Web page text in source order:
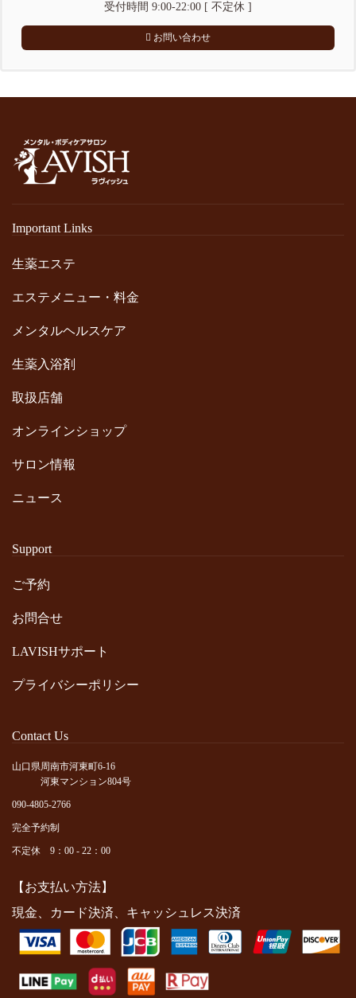
受付時間 9:00-22:00 [ 不定休 ]
お問い合わせ
Important Links
生薬エステ
エステメニュー・料金
メンタルヘルスケア
生薬入浴剤
取扱店舗
オンラインショップ
サロン情報
ニュース
Support
ご予約
お問合せ
LAVISHサポート
プライバシーポリシー
Contact Us
山口県周南市河東町6-16
河東マンション804号
090-4805-2766
完全予約制
不定休 9：00 - 22：00
【お支払い方法】
現金、カード決済、キャッシュレス決済